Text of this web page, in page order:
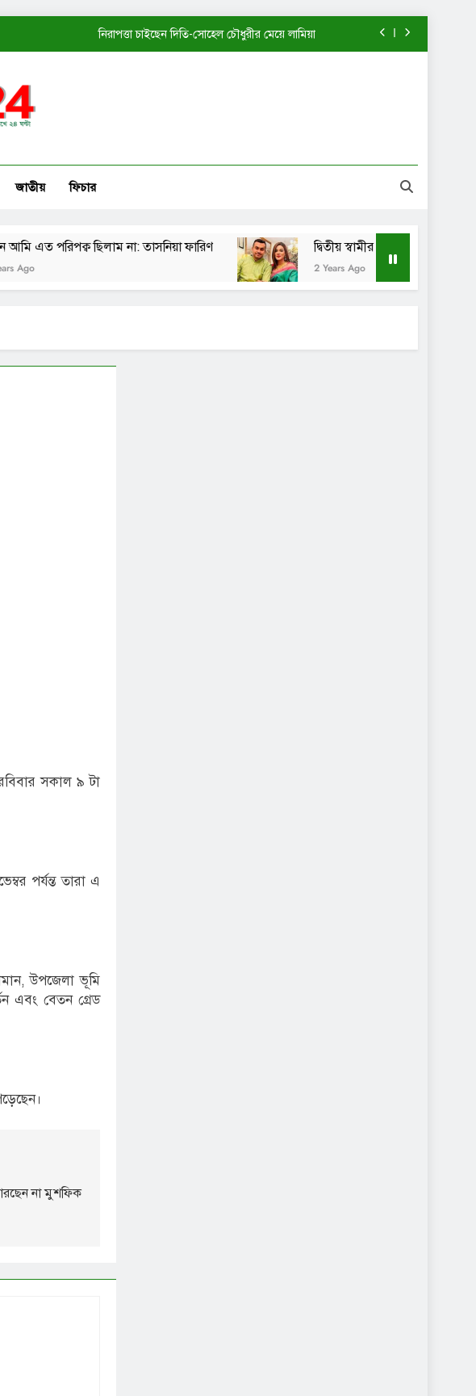
নিরাপত্তা চাইছেন দিতি-সোহেল চৌধুরীর মেয়ে লামিয়া
দ্বিতীয় স্বামীর কাছে ফিরতে চাইছেন মাহিয়া মাহি?
জাতীয় ফিচার
ছিলাম না: তাসনিয়া ফারিণ দ্বিতীয় স্বামীর কাছে ফিরতে চাইছেন মাহিয়া
2 Years Ago
সকাল ৯ টা
পর্যন্ত তারা এ
উপজেলা ভূমি
এবং বেতন গ্রেড
না মুশফিক